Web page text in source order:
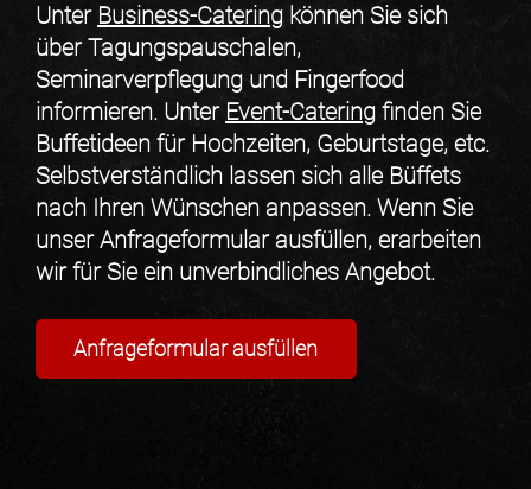
Unter Business-Catering können Sie sich
über Tagungspauschalen,
Seminarverpflegung und Fingerfood
informieren. Unter Event-Cateringfinden Sie
Buffetideen für Hochzeiten, Geburtstage, etc.
Selbstverständlich lassen sich alle Büffets
nach Ihren Wünschen anpassen. Wenn Sie
unserAnfrageformular ausfüllen, erarbeiten
wir für Sie ein unverbindliches Angebot.
Anfrageformular ausfüllen